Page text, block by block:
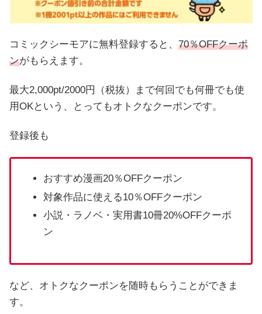
コミックシーモアに無料登録すると、 70％OFFクーポ
ンがもらえます。
最大2,000pt/2000円（税抜）まで何回でも何冊でも使
用OKという、とってもオトクなクーポンです。
登録後も
おすすめ漫画20％OFFクーポン
対象作品に使える10％OFFクーポン
小説・ラノベ・実用書10冊20%OFFクーポ
ン
など、オトクなクーポンを随時もらうことができま
す。